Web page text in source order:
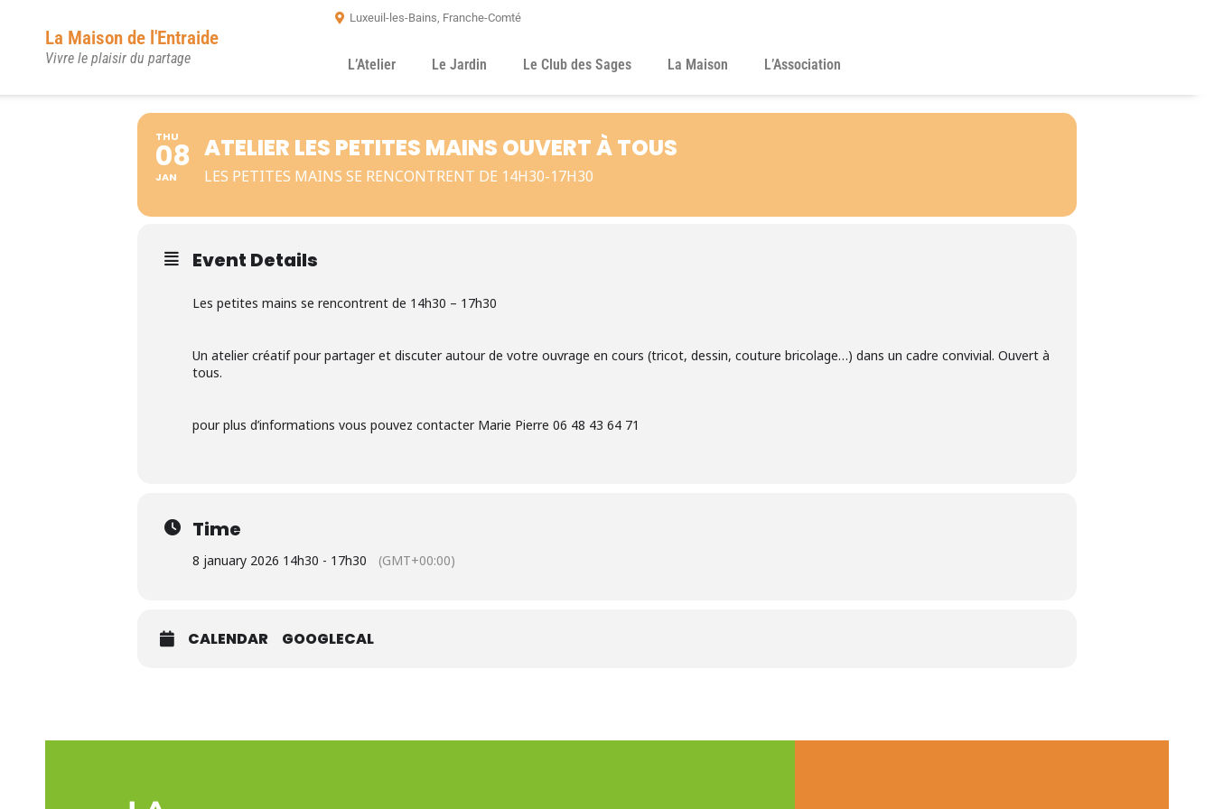
La Maison de l'Entraide
Vivre le plaisir du partage
Luxeuil-les-Bains, Franche-Comté
L’Atelier Le Jardin Le Club des Sages La Maison L’Association
THU
08
JAN
ATELIER LES PETITES MAINS OUVERT À TOUS
LES PETITES MAINS SE RENCONTRENT DE 14H30-17H30
Event Details
Les petites mains se rencontrent de 14h30 – 17h30
Un atelier créatif pour partager et discuter autour de votre ouvrage en cours (tricot, dessin, couture bricolage…) dans un cadre convivial. Ouvert à
tous.
pour plus d’informations vous pouvez contacter Marie Pierre 06 48 43 64 71
Time
8 january 2026 14h30 - 17h30 (GMT+00:00)
CALENDAR GOOGLECAL